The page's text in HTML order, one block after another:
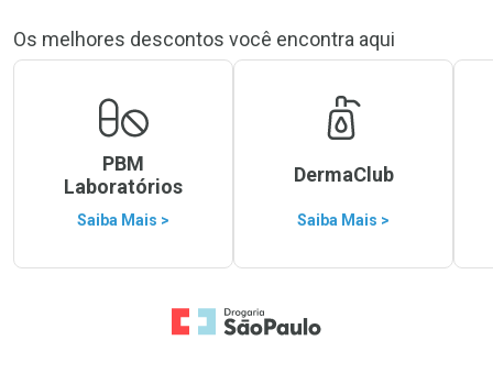
Os melhores descontos você encontra aqui
PBM
Laboratórios
Saiba Mais >
DermaClub
Saiba Mais >
Ir para a Home